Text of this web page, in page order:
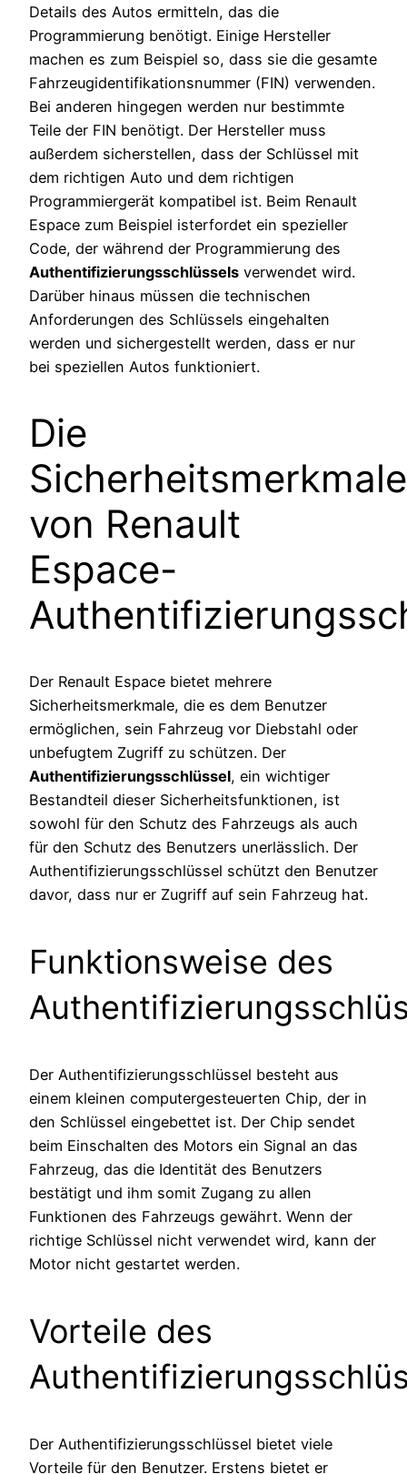
Details des Autos ermitteln, das die
Programmierung benötigt. Einige Hersteller
machen es zum Beispiel so, dass sie die gesamte
Fahrzeugidentifikationsnummer (FIN) verwenden.
Bei anderen hingegen werden nur bestimmte
Teile der FIN benötigt. Der Hersteller muss
außerdem sicherstellen, dass der Schlüssel mit
dem richtigen Auto und dem richtigen
Programmiergerät kompatibel ist. Beim Renault
Espace zum Beispiel isterfordet ein spezieller
Code, der während der Programmierung des
Authentifizierungsschlüssels verwendet wird.
Darüber hinaus müssen die technischen
Anforderungen des Schlüssels eingehalten
werden und sichergestellt werden, dass er nur
bei speziellen Autos funktioniert.
Die
Sicherheitsmerkmale
von Renault
Espace-
Der Renault Espace bietet mehrere
Sicherheitsmerkmale, die es dem Benutzer
ermöglichen, sein Fahrzeug vor Diebstahl oder
unbefugtem Zugriff zu schützen. Der
Authentifizierungsschlüssel, ein wichtiger
Bestandteil dieser Sicherheitsfunktionen, ist
sowohl für den Schutz des Fahrzeugs als auch
für den Schutz des Benutzers unerlässlich. Der
Authentifizierungsschlüssel schützt den Benutzer
davor, dass nur er Zugriff auf sein Fahrzeug hat.
Funktionsweise des
Der Authentifizierungsschlüssel besteht aus
einem kleinen computergesteuerten Chip, der in
den Schlüssel eingebettet ist. Der Chip sendet
beim Einschalten des Motors ein Signal an das
Fahrzeug, das die Identität des Benutzers
bestätigt und ihm somit Zugang zu allen
Funktionen des Fahrzeugs gewährt. Wenn der
richtige Schlüssel nicht verwendet wird, kann der
Motor nicht gestartet werden.
Vorteile des
Der Authentifizierungsschlüssel bietet viele
Vorteile für den Benutzer. Erstens bietet er